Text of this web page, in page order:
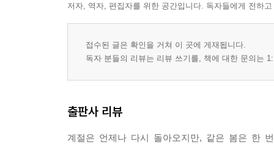
저자, 역자, 편집자를 위한 공간입니다. 독자들에게 전하
접수된 글은 확인을 거쳐 이 곳에 게재됩니다.
독자 분들의 리뷰는 리뷰 쓰기를, 책에 대한 문의는
출판사 리뷰
계절은 언제나 다시 돌아오지만, 같은 봄은 한